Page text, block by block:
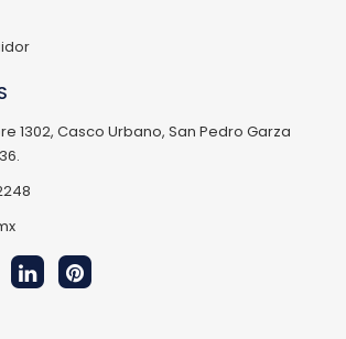
1302, Casco Urbano, San Pedro Garza